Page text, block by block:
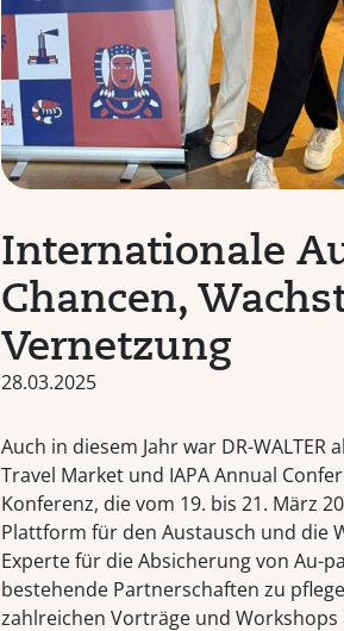
Internationale
Chancen,
Vernetzung
28.03.2025
Auch in diesem Jahr war DR-WALTER
Travel Market und IAPA Annual
Konferenz, die vom 19. bis 21. März
Plattform für den Austausch und die
Experte für die Absicherung von Au-
bestehende Partnerschaften zu
zahlreichen Vorträge und